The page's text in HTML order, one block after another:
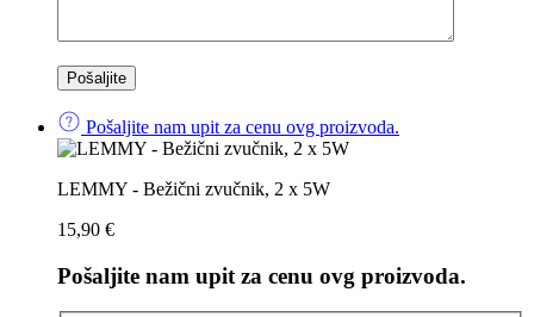
Pošaljite nam upit za cenu ovg proizvoda.
LEMMY - Bežični zvučnik, 2 x 5W
15,90 €
Pošaljite nam upit za cenu ovg proizvoda.